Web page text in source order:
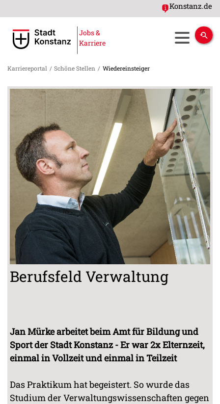
Konstanz.de
Jobs &
Karriere
Karriereportal / Schöne Stellen / Wiedereinsteiger
Berufsfeld Verwaltung
Jan Mürke arbeitet beim Amt für Bildung und
Sport der Stadt Konstanz - Er war 2x Elternzeit,
einmal in Vollzeit und einmal in Teilzeit
Das Praktikum hat begeistert. So wurde das
Studium der Verwaltungswissenschaften gegen